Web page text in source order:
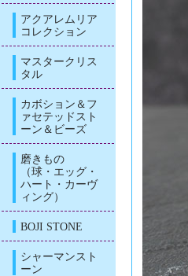
アクアレムリア
コレクション
マスタークリス
タル
カボション＆フ
ァセテッドスト
ーン＆ビーズ
磨きもの
（球・エッグ・
ハート・カーヴ
ィング）
BOJI STONE
シャーマンスト
ーン